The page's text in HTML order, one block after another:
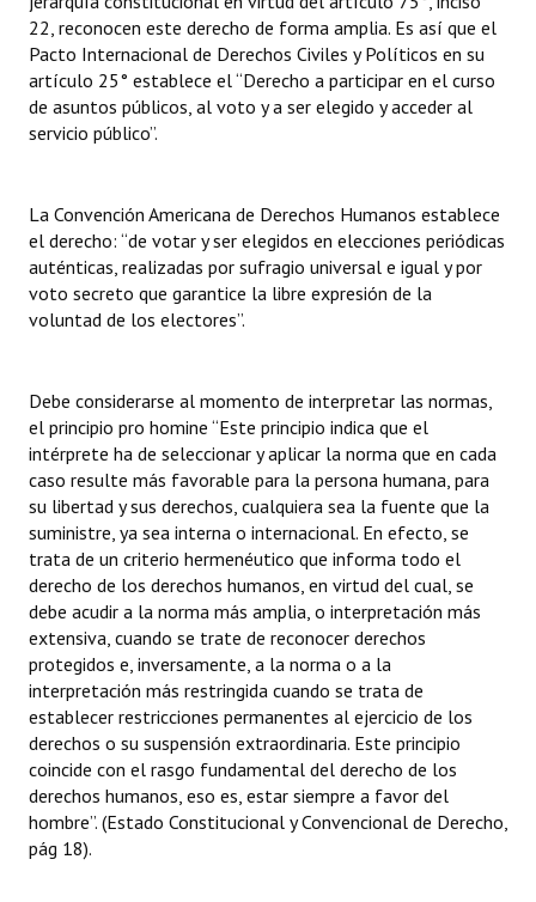
22, reconocen este derecho de forma amplia. Es así que el
Pacto Internacional de Derechos Civiles y Políticos en su
artículo 25° establece el “Derecho a participar en el curso
de asuntos públicos, al voto y a ser elegido y acceder al
servicio público”.
La Convención Americana de Derechos Humanos establece
el derecho: “de votar y ser elegidos en elecciones periódicas
auténticas, realizadas por sufragio universal e igual y por
voto secreto que garantice la libre expresión de la
voluntad de los electores”.
Debe considerarse al momento de interpretar las normas,
el principio pro homine “Este principio indica que el
intérprete ha de seleccionar y aplicar la norma que en cada
caso resulte más favorable para la persona humana, para
su libertad y sus derechos, cualquiera sea la fuente que la
suministre, ya sea interna o internacional. En efecto, se
trata de un criterio hermenéutico que informa todo el
derecho de los derechos humanos, en virtud del cual, se
debe acudir a la norma más amplia, o interpretación más
extensiva, cuando se trate de reconocer derechos
protegidos e, inversamente, a la norma o a la
interpretación más restringida cuando se trata de
establecer restricciones permanentes al ejercicio de los
derechos o su suspensión extraordinaria. Este principio
coincide con el rasgo fundamental del derecho de los
derechos humanos, eso es, estar siempre a favor del
hombre”. (Estado Constitucional y Convencional de Derecho,
pág 18).